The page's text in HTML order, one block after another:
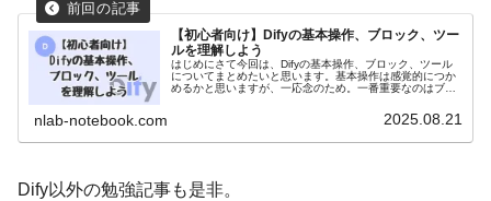
【初心者向け】Difyの基本操作、ブロック、ツー
ルを理解しよう
はじめにさて今回は、Difyの基本操作、ブロック、ツール
についてまとめたいと思います。基本操作は感覚的につか
めるかと思いますが、一応念のため。一番重要なのはブロ
nlab-notebook.com 2025.08.21
Dify以外の勉強記事も是非。